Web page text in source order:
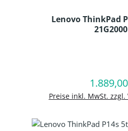
Lenovo ThinkPad
Preise inkl. MwSt.
In den